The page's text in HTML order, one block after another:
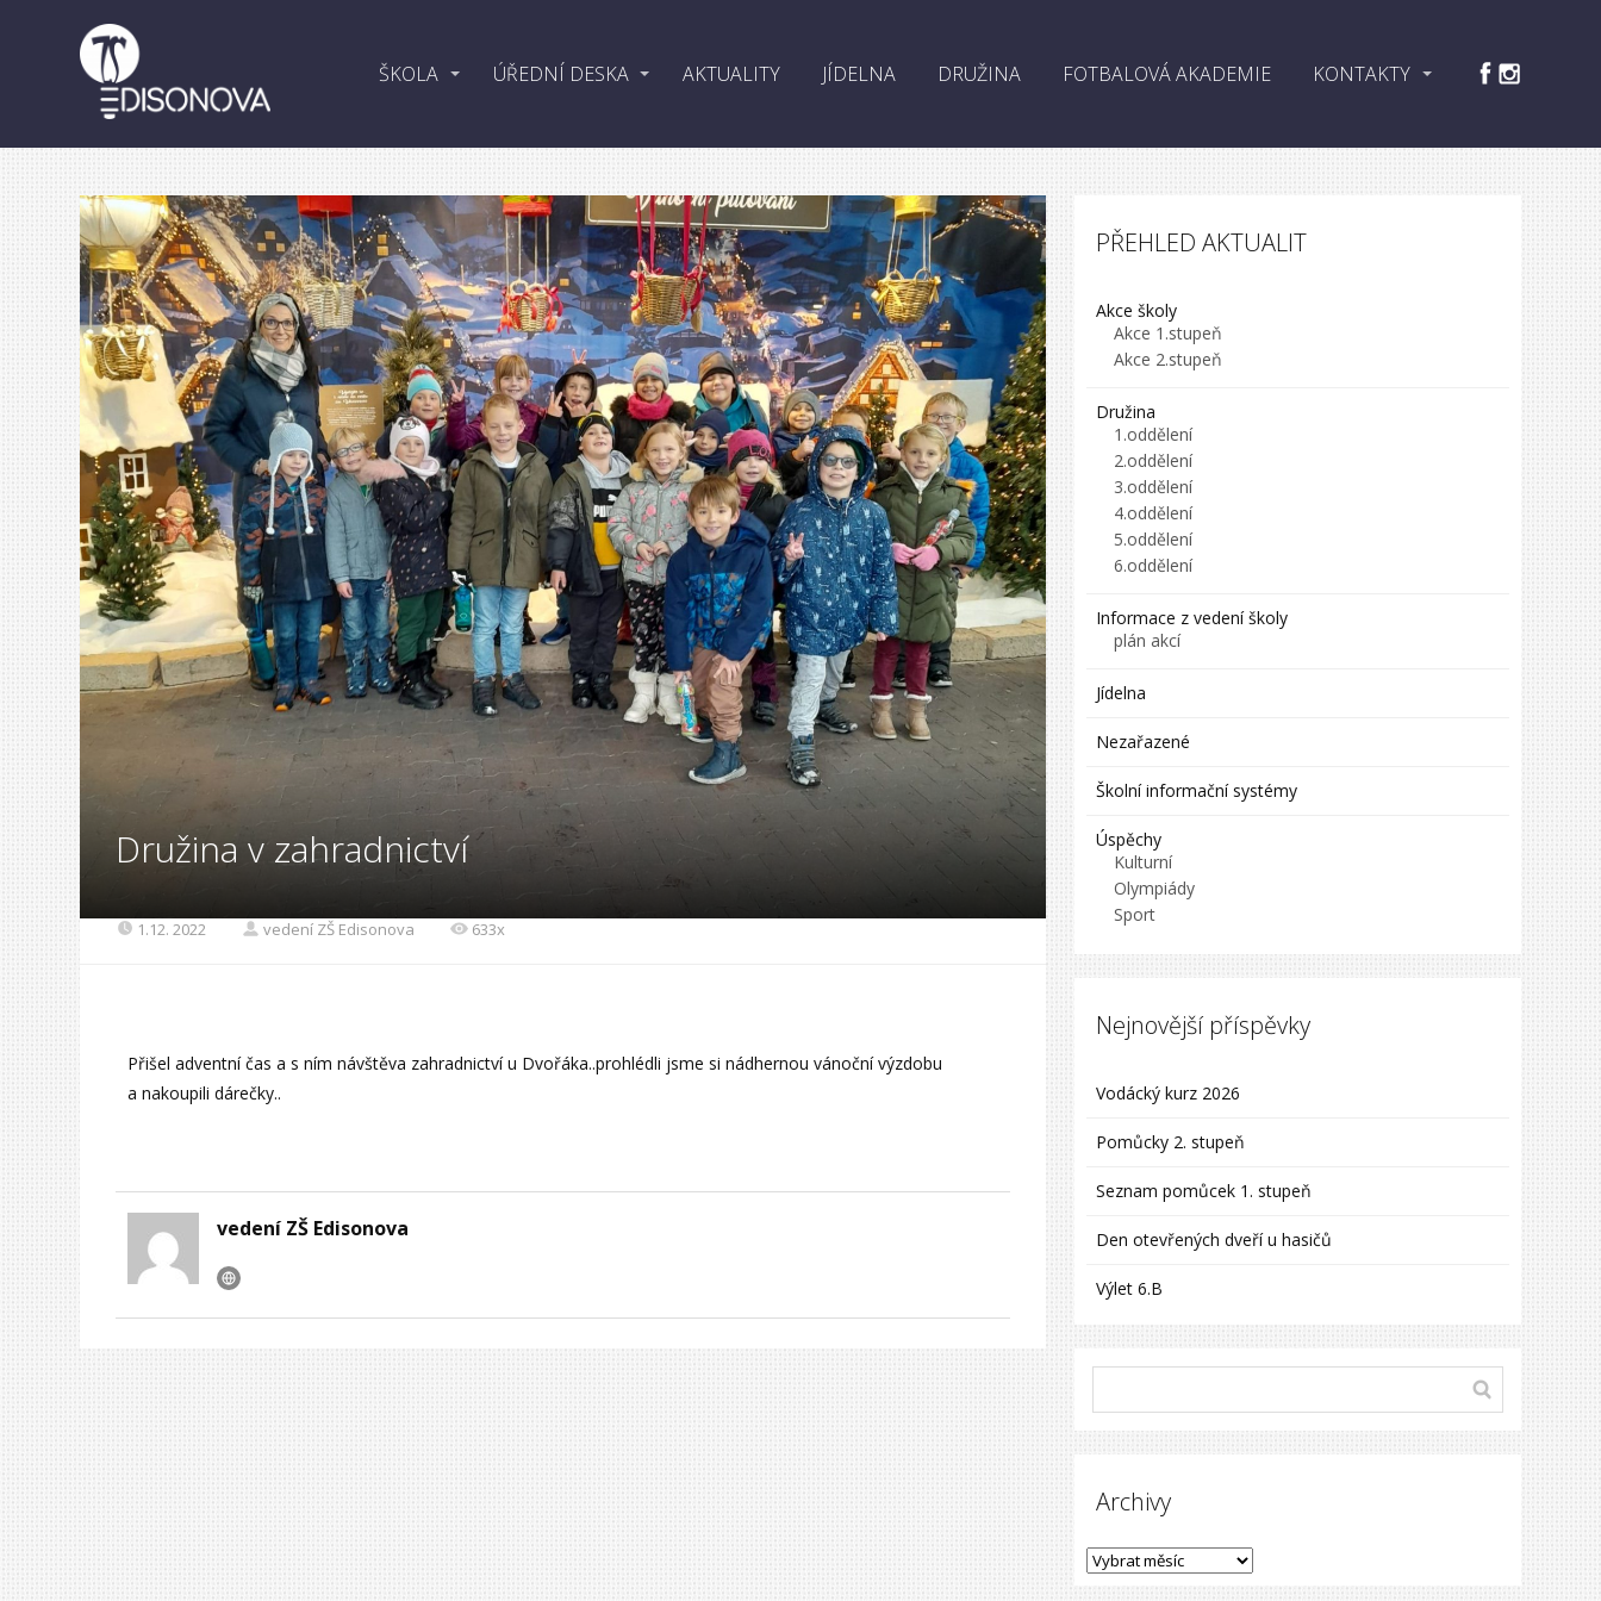
ŠKOLA ÚŘEDNÍ DESKA AKTUALITY JÍDELNA DRUŽINA FOTBALOVÁ AKADEMIE KONTAKTY
Družina v zahradnictví
1.12. 2022 vedení ZŠ Edisonova 633x
Přišel adventní čas a s ním návštěva zahradnictví u Dvořáka..prohlédli jsme si nádhernou vánoční výzdobu
a nakoupili dárečky..
vedení ZŠ Edisonova
PŘEHLED AKTUALIT
Akce školy
Akce 1.stupeň
Akce 2.stupeň
Družina
1.oddělení
2.oddělení
3.oddělení
4.oddělení
5.oddělení
6.oddělení
Informace z vedení školy
plán akcí
Jídelna
Nezařazené
Školní informační systémy
Úspěchy
Kulturní
Olympiády
Sport
Nejnovější příspěvky
Vodácký kurz 2026
Pomůcky 2. stupeň
Seznam pomůcek 1. stupeň
Den otevřených dveří u hasičů
Výlet 6.B
Archivy